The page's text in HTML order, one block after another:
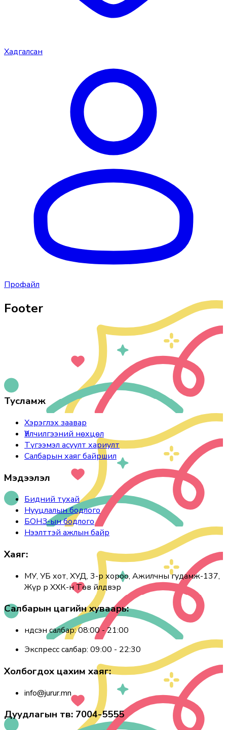
Хадгалсан
Профайл
Footer
Тусламж
Хэрэглэх заавар
Үйлчилгээний нөхцөл
Түгээмэл асуулт хариулт
Салбарын хаяг байршил
Мэдээлэл
Бидний тухай
Нууцлалын бодлого
БОНЗ-ын бодлого
Нээлттэй ажлын байр
Хаяг:
МУ, УБ хот, ХУД, 3-р хороо, Ажилчны гудамж-137,
Жүр Үр ХХК-н Төв Үйлдвэр
Салбарын цагийн хуваарь:
Үндсэн салбар: 08:00 - 21:00
Экспресс салбар: 09:00 - 22:30
Холбогдох цахим хаяг:
info@jurur.mn
Дуудлагын төв: 7004-5555